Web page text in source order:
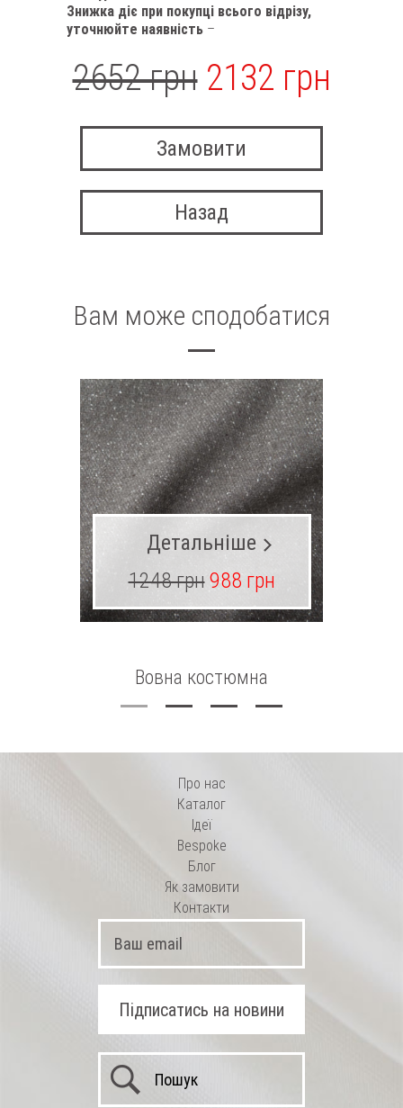
Знижка діє при покупці всього відрізу,
уточнюйте наявність –
2652 грн 2132 грн
Замовити
Назад
Вам може сподобатися
Вовна костюмна
Детальніше
1248 грн988 грн
Про нас
Каталог
Ідеї
Bespoke
Блог
Як замовити
Контакти